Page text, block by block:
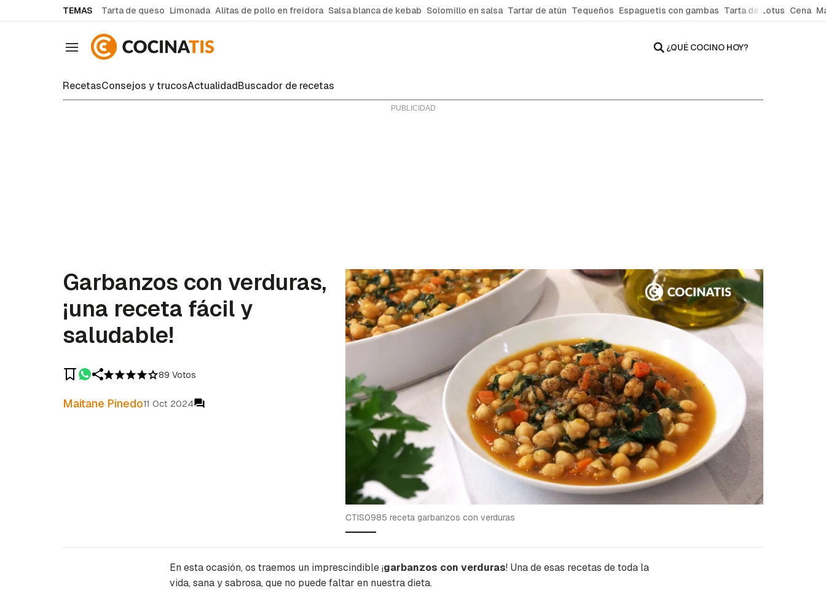
TEMAS Tarta de queso Limonada Alitas de pollo en freidora Salsa blanca de kebab Solomillo en salsa Tartar de atún Tequeños Espaguetis con gambas Tarta de Lotus Cena
Navegación ¿QUÉ COCINO HOY?
RecetasConsejos y trucosActualidadBuscador de recetas
Garbanzos con verduras,
¡una receta fácil y
saludable!
89 Votos
Maitane Pinedo11 Oct 2024
CTIS0985 receta garbanzos con verduras
En esta ocasión, os traemos un imprescindible ¡garbanzos con verduras! Una de esas recetas de toda la
vida, sana y sabrosa, que no puede faltar en nuestra dieta.